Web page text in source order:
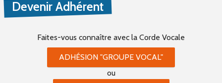
Devenir Adhérent
Faites-vous connaître avec la Corde Vocale
ADHÉSION "GROUPE VOCAL"
ou